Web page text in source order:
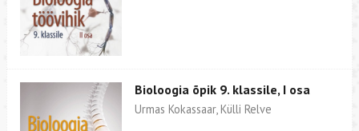
Bioloogia õpik 9. klassile, I osa
Urmas Kokassaar, Külli Relve